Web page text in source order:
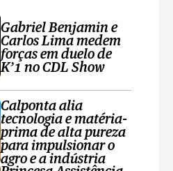
Gabriel Benjamin e
Carlos Lima medem
forças em duelo de
K’1 no CDL Show
Calponta alia
tecnologia e matéria-
prima de alta pureza
para impulsionar o
agro e a indústria